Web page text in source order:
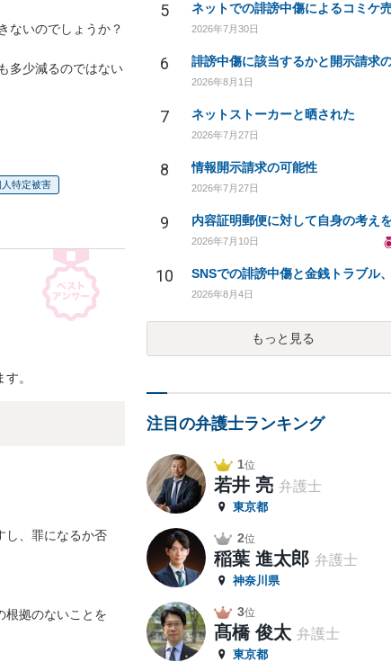
ないのでしょうか？
多少減るのではない
特定被害
。
し、罪になるか否
根拠のないことを
5
2026年7月30日
6
2026年8月1日
7 ネットストーカーと晒された
2026年7月27日
8 情報開示請求の可能性
2026年7月27日
9
2026年7月10日
10
2026年8月4日
もっと見る
注目の弁護士ランキング
1位
若井 亮 弁護士
東京都
2位
稲葉 進太郎 弁護士
神奈川県
3位
髙橋 俊太 弁護士
東京都